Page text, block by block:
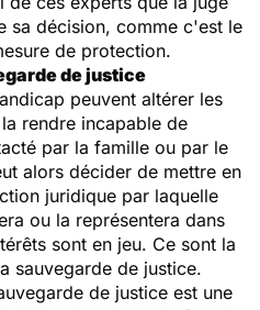
sa décision, comme c'est le
de protection.
de justice
peuvent altérer les
rendre incapable de
par la famille ou par le
alors décider de mettre en
juridique par laquelle
ou la représentera dans
sont en jeu. Ce sont la
sauvegarde de justice.
de justice est une